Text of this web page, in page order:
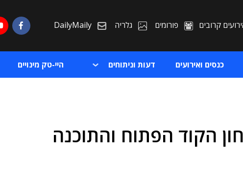
קרובים פורומים גלריה DailyMaily
כנסים ואירועים דעות וניתוחים היי-טק מינויים
הקוד הפתוח והתוכנה